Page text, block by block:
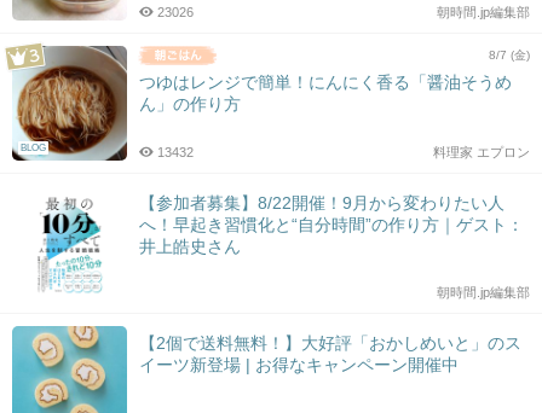
朝時間.jp編集部
23026
BLOG
8/7 (金)
つゆはレンジで簡単！にんにく香る「醤油そうめ
ん」の作り方
料理家 エプロン
13432
【参加者募集】8/22開催！9月から変わりたい人
へ！早起き習慣化と“自分時間”の作り方｜ゲスト：
井上皓史さん
朝時間.jp編集部
【2個で送料無料！】大好評「おかしめいと」のス
イーツ新登場 | お得なキャンペーン開催中